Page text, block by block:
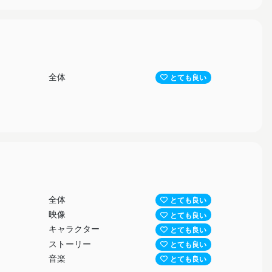
全体 とても良い
全体 とても良い
映像 とても良い
キャラクター とても良い
ストーリー とても良い
音楽 とても良い